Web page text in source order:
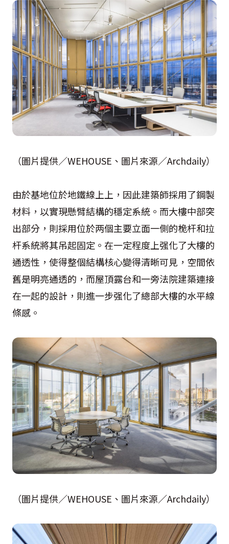
（圖片提供／WEHOUSE、圖片來源／Archdaily）
由於基地位於地鐵線上上，因此建築師採用了鋼製
材料，以實現懸臂結構的穩定系統。而大樓中部突
出部分，則採用位於两個主要立面一側的桅杆和拉
杆系統將其吊起固定。在一定程度上强化了大樓的
通透性，使得整個結構核心變得清晰可見，空間依
舊是明亮通透的，而屋頂露台和一旁法院建築連接
在一起的設計，則進一步强化了總部大樓的水平線
條感。
（圖片提供／WEHOUSE、圖片來源／Archdaily）